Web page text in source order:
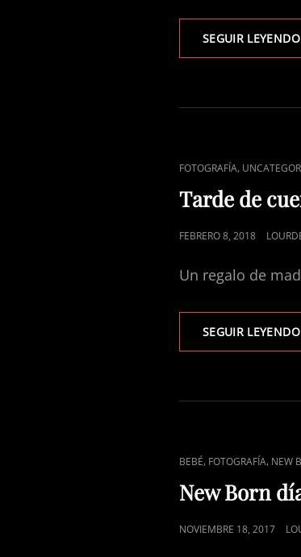
SEGUIR LEYENDO
ENLACES
DE
CATEGORÍAS
FOTOGRAFÍA,
Tarde de
PUBLICADO
FEBRERO 8, 2018
Un regalo de
SEGUIR LEYENDO
ENLACES
DE
CATEGORÍAS
BEBÉ, FOTOGRAFÍA, NEW
New Born
PUBLICADO
NOVIEMBRE 18, 2017